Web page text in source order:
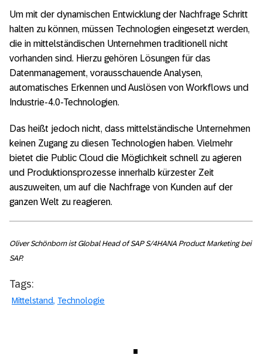
Um mit der dynamischen Entwicklung der Nachfrage Schritt
halten zu können, müssen Technologien eingesetzt werden,
die in mittelständischen Unternehmen traditionell nicht
vorhanden sind. Hierzu gehören Lösungen für das
Datenmanagement, vorausschauende Analysen,
automatisches Erkennen und Auslösen von Workflows und
Industrie-4.0-Technologien.
Das heißt jedoch nicht, dass mittelständische Unternehmen
keinen Zugang zu diesen Technologien haben. Vielmehr
bietet die Public Cloud die Möglichkeit schnell zu agieren
und Produktionsprozesse innerhalb kürzester Zeit
auszuweiten, um auf die Nachfrage von Kunden auf der
ganzen Welt zu reagieren.
Oliver Schönborn ist Global Head of SAP S/4HANA Product Marketing bei
SAP.
Tags:
Mittelstand Technologie